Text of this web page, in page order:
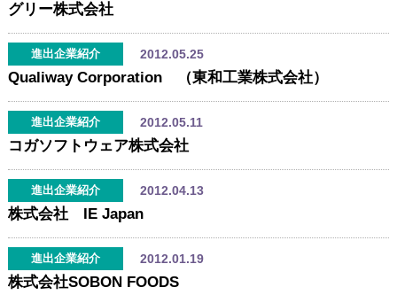
グリー株式会社
進出企業紹介 2012.05.25
Qualiway Corporation （東和工業株式会社）
進出企業紹介 2012.05.11
コガソフトウェア株式会社
進出企業紹介 2012.04.13
株式会社 IE Japan
進出企業紹介 2012.01.19
株式会社SOBON FOODS